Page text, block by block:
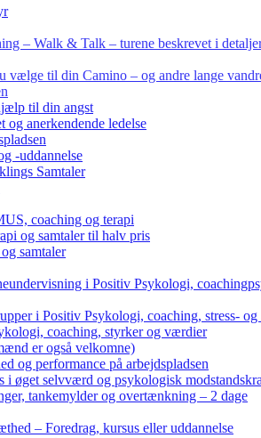
– Walk & Talk – turene beskrevet i
vælge til din Camino – og andre lange
til din angst
og anerkendende ledelse
-uddannelse
Samtaler
coaching og terapi
og samtaler til halv pris
samtaler
i Positiv Psykologi,
i Positiv Psykologi, coaching, stress- og
coaching, styrker og værdier
er også velkomne)
og performance på arbejdspladsen
i øget selvværd og psykologisk
tankemylder og overtænkning – 2 dage
– Foredrag, kursus eller uddannelse